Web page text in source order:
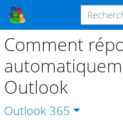
Comment
Outlook
Outlook 365